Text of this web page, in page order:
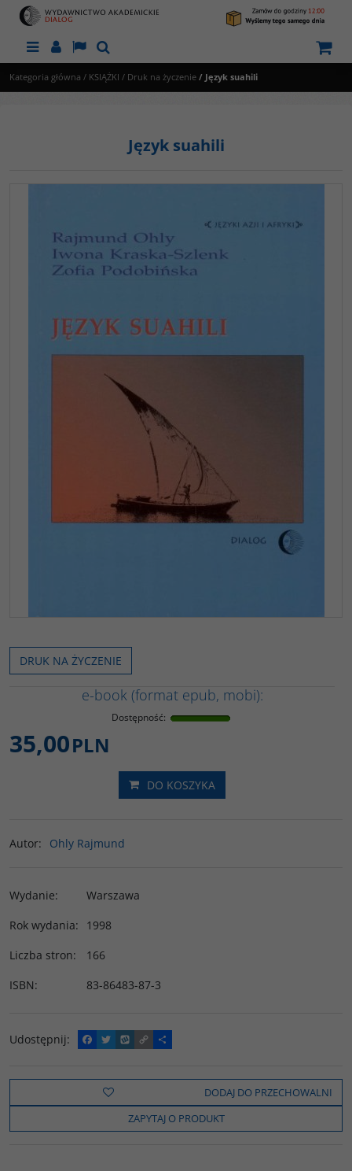
MenuPanelLangSzukaj
Kategoria główna / KSIĄŻKI / Druk na życzenie / Język suahili
Język suahili
DRUK NA ŻYCZENIE
e-book (format epub, mobi):
Dostępność:
35,00PLN
DO KOSZYKA
Autor: Ohly Rajmund
Wydanie:
Warszawa
Rok wydania:
1998
Liczba stron:
166
ISBN: 83-86483-87-3
Udostępnij:
F
a
e
o
k
T
w
t
t
e
W
y
o
C
o
y
i
n
k
P
o
z
e
l
s
DODAJ DO PRZECHOWALNI
ZAPYTAJ O PRODUKT